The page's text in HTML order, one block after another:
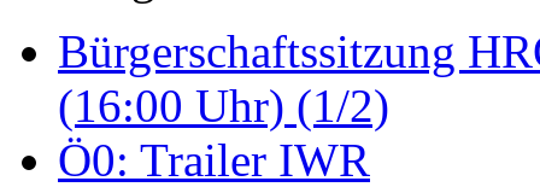
Bürgerschaftssitzung
(16:00 Uhr) (1/2)
Ö0: Trailer IWR